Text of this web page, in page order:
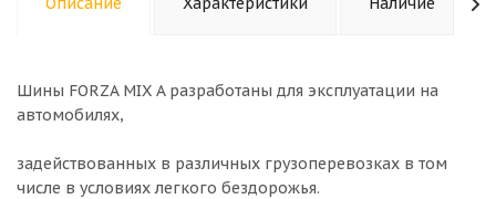
Шины FORZA MIX A разработаны для эксплуатации на
автомобилях,
задействованных в различных грузоперевозках в том
числе в условиях легкого бездорожья.